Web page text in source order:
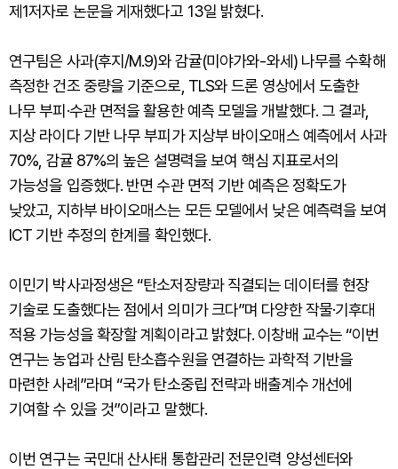
제1저자로 논문을 게재했다고 13일 밝혔다.
연구팀은 사과(후지/M.9)와 감귤(미야가와-와세) 나무를 수확해
측정한 건조 중량을 기준으로, TLS와 드론 영상에서 도출한
나무 부피·수관 면적을 활용한 예측 모델을 개발했다. 그 결과,
지상 라이다 기반 나무 부피가 지상부 바이오매스 예측에서 사과
70%, 감귤 87%의 높은 설명력을 보여 핵심 지표로서의
가능성을 입증했다. 반면 수관 면적 기반 예측은 정확도가
낮았고, 지하부 바이오매스는 모든 모델에서 낮은 예측력을 보여
ICT 기반 추정의 한계를 확인했다.
이민기 박사과정생은 “탄소저장량과 직결되는 데이터를 현장
기술로 도출했다는 점에서 의미가 크다”며 다양한 작물·기후대
적용 가능성을 확장할 계획이라고 밝혔다. 이창배 교수는 “이번
연구는 농업과 산림 탄소흡수원을 연결하는 과학적 기반을
마련한 사례”라며 “국가 탄소중립 전략과 배출계수 개선에
기여할 수 있을 것”이라고 말했다.
이번 연구는 국민대 산사태 통합관리 전문인력 양성센터와